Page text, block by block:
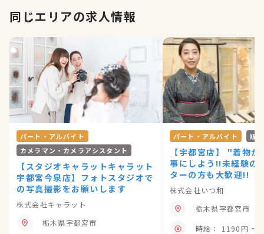
同じエリアの求人情報
パート・アルバイト
カメラマン・カメラアシスタント
【スタジオキャラットキャラット
宇都宮今泉店】フォトスタジオで
の写真撮影をお願いします
株式会社キャラット
栃木県宇都宮市
パート・アルバイト 販
【宇都宮店】 "着物
事にしよう!!未経験の
ターの方も大歓迎!!
株式会社いつ和
栃木県宇都宮市
時給： 1190円 〜